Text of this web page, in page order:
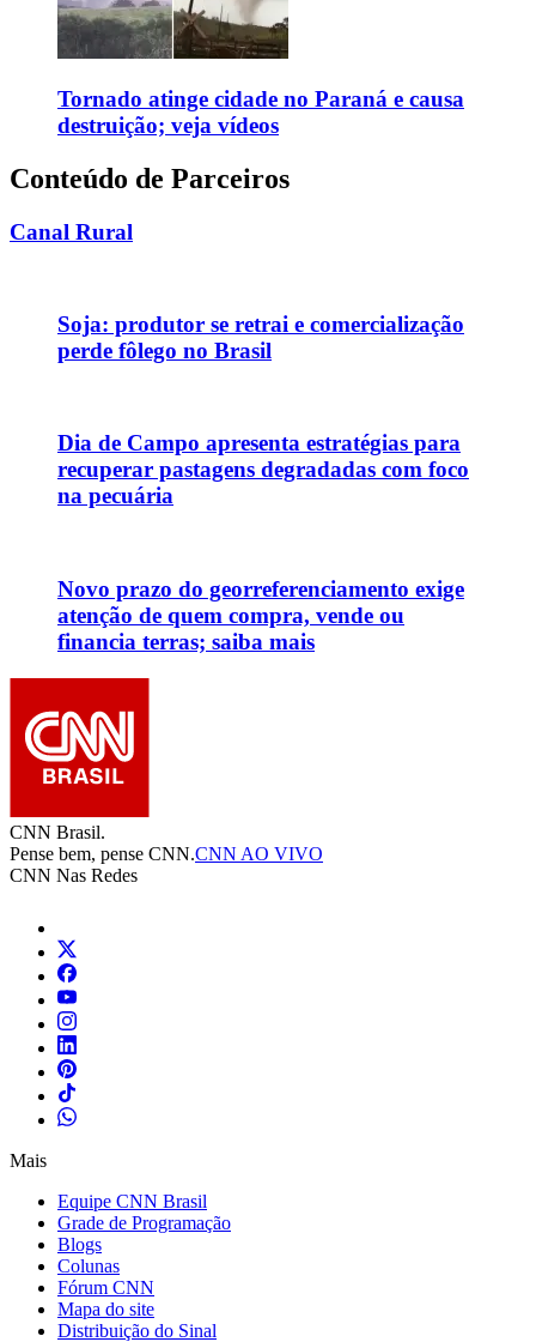
Tornado atinge cidade no Paraná e causa
destruição; veja vídeos
Conteúdo de Parceiros
Canal Rural
Soja: produtor se retrai e comercialização
perde fôlego no Brasil
Dia de Campo apresenta estratégias para
recuperar pastagens degradadas com foco
na pecuária
Novo prazo do georreferenciamento exige
atenção de quem compra, vende ou
financia terras; saiba mais
CNN Brasil.
Pense bem, pense CNN.CNN AO VIVO
CNN Nas Redes
Mais
Equipe CNN Brasil
Grade de Programação
Blogs
Colunas
Fórum CNN
Mapa do site
Distribuição do Sinal